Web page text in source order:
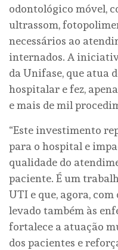
odontológico móvel,
ultrassom,
necessários ao
internados. A
da Unifase, que atua
hospitalar e fez,
e mais de mil
“Este investimento
para o hospital e
qualidade do
paciente. É um
UTI e que, agora,
levado também às
fortalece a atuação
dos pacientes e